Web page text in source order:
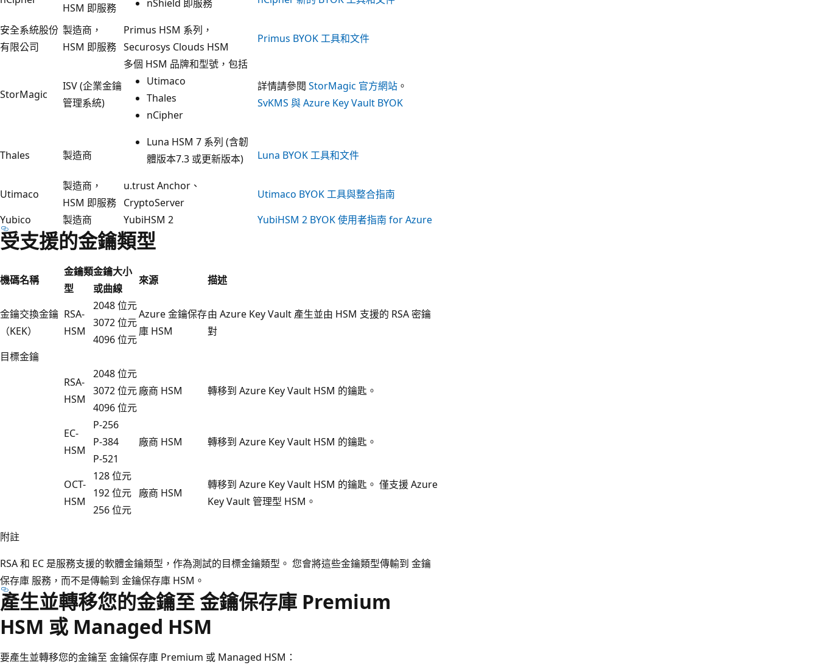
HSM 即服務
nShield 即服務
安全系統股份
有限公司
製造商，
HSM 即服務
Primus HSM 系列，
Securosys Clouds HSM
Primus BYOK 工具和文件
StorMagic
ISV (企業金鑰
管理系統)
多個 HSM 品牌和型號，包括
Utimaco
Thales
nCipher
詳情請參閱 StorMagic 官方網站 。
SvKMS 與 Azure Key Vault BYOK
Thales 製造商
Luna HSM 7 系列 (含韌
體版本7.3 或更新版本)
Luna BYOK 工具和文件
Utimaco
製造商，
HSM 即服務
u.trust Anchor、
CryptoServer
Utimaco BYOK 工具與整合指南
Yubico
製造商 YubiHSM 2 YubiHSM 2 BYOK 使用者指南 for Azure
受支援的金鑰類型
機碼名稱
金鑰類
型
金鑰大小
或曲線
來源 描述
金鑰交換金鑰
（KEK）
RSA-
HSM
2048 位元
3072 位元
4096 位元
Azure 金鑰保存
庫 HSM
由 Azure Key Vault 產生並由 HSM 支援的 RSA 密鑰
對
目標金鑰
RSA-
HSM
2048 位元
3072 位元
4096 位元
廠商 HSM 轉移到 Azure Key Vault HSM 的鑰匙。
EC-
HSM
P-256
P-384
P-521
廠商 HSM 轉移到 Azure Key Vault HSM 的鑰匙。
OCT-
HSM
128 位元
192 位元
256 位元
廠商 HSM
轉移到 Azure Key Vault HSM 的鑰匙。 僅支援 Azure
Key Vault 管理型 HSM。
附註
RSA 和 EC 是服務支援的軟體金鑰類型，作為測試的目標金鑰類型。 您會將這些金鑰類型傳輸到 金鑰
保存庫 服務，而不是傳輸到 金鑰保存庫 HSM。
產生並轉移您的金鑰至 金鑰保存庫 Premium
HSM 或 Managed HSM
要產生並轉移您的金鑰至 金鑰保存庫 Premium 或 Managed HSM：